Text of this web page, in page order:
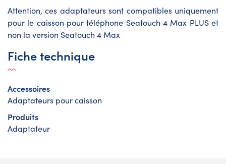
Attention, ces adaptateurs sont compatibles uniquement
pour le caisson pour téléphone Seatouch 4 Max PLUS et
non la version Seatouch 4 Max
Fiche technique
Accessoires
Adaptateurs pour caisson
Produits
Adaptateur